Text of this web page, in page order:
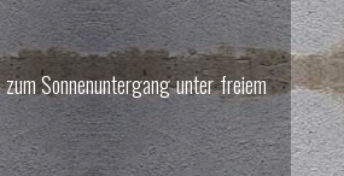
Sonnenuntergang unter freiem